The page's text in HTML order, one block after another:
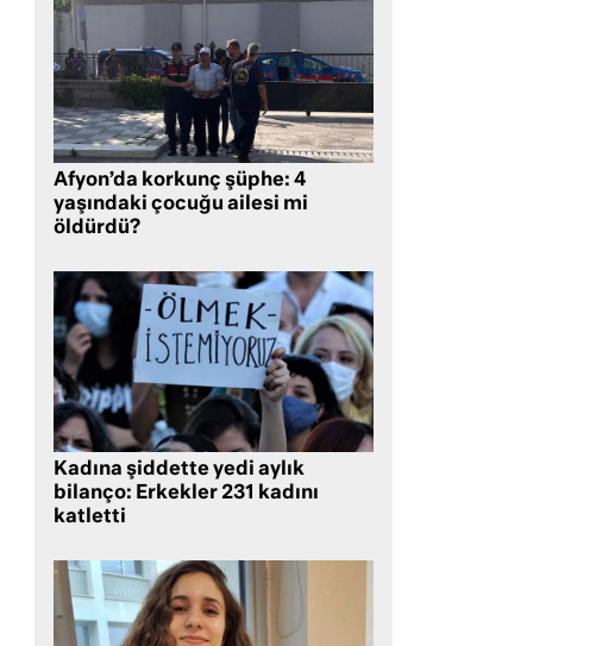
Afyon’da korkunç şüphe: 4
yaşındaki çocuğu ailesi mi
öldürdü?
Kadına şiddette yedi aylık
bilanço: Erkekler 231 kadını
katletti